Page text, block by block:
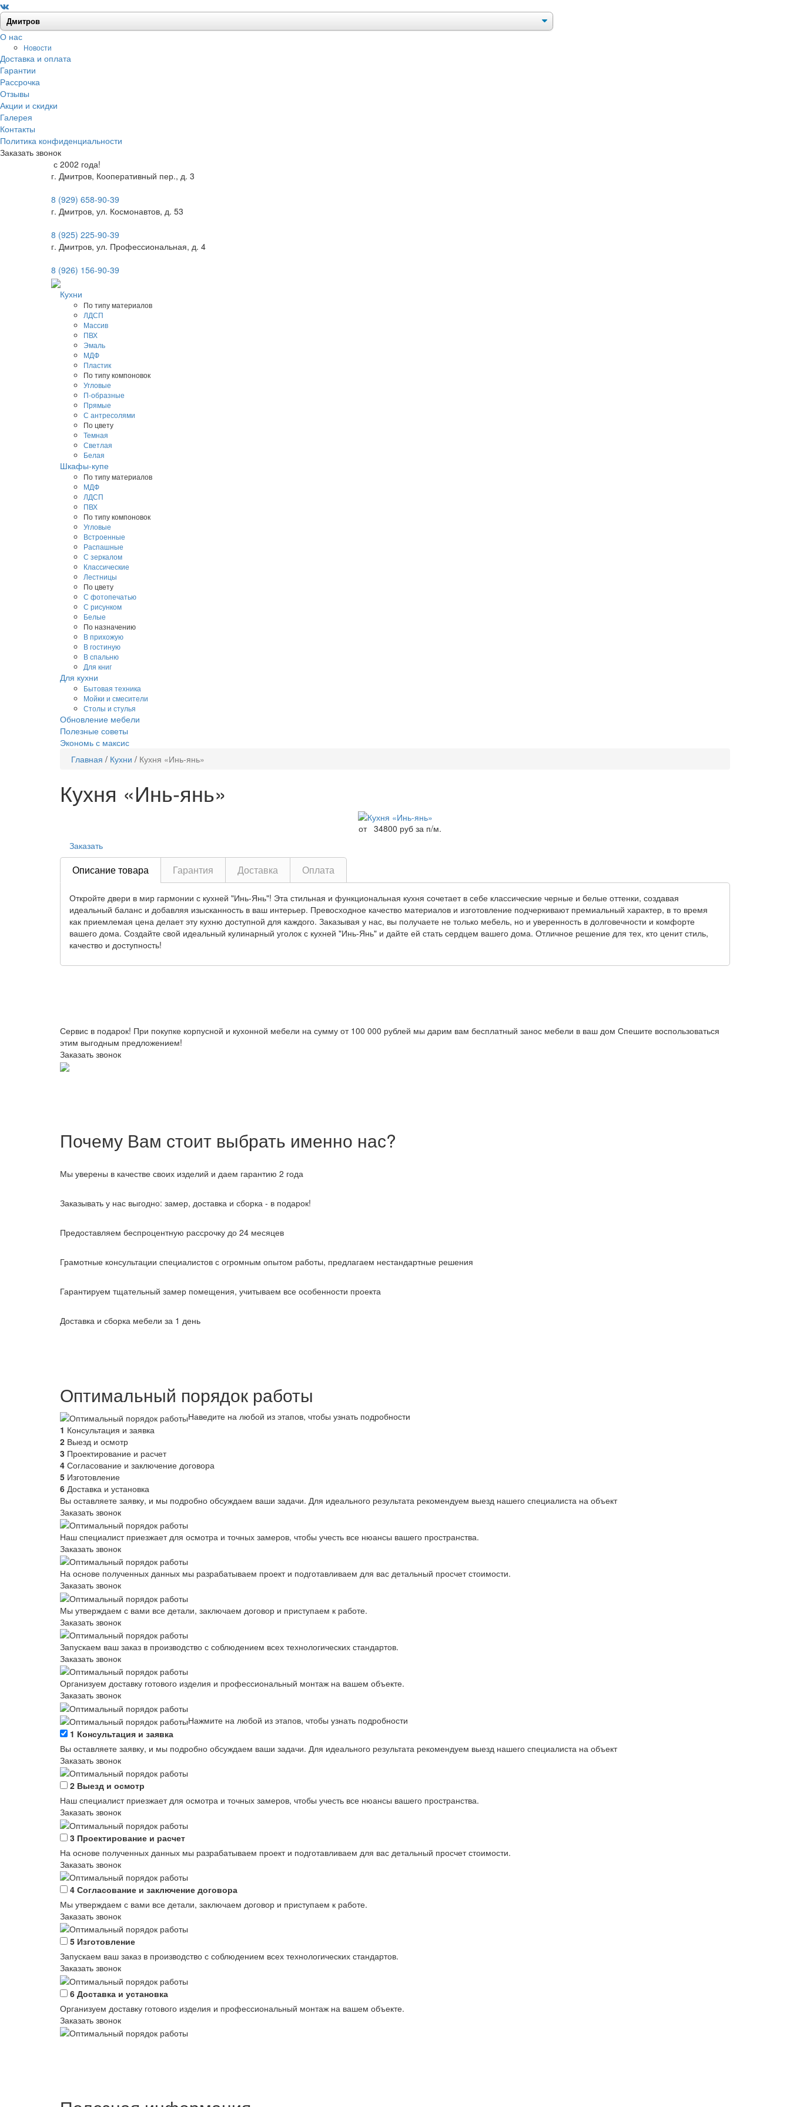
О нас
Новости
Доставка и оплата
Гарантии
Рассрочка
Отзывы
Акции и скидки
Галерея
Контакты
Политика конфиденциальности
Заказать звонок
с 2002 года!
г. Дмитров, Кооперативный пер., д. 3
8 (929) 658-90-39
г. Дмитров, ул. Космонавтов, д. 53
8 (925) 225-90-39
г. Дмитров, ул. Профессиональная, д. 4
8 (926) 156-90-39
Кухни
По типу материалов
ЛДСП
Массив
ПВХ
Эмаль
МДФ
Пластик
По типу компоновок
Угловые
П-образные
Прямые
С антресолями
По цвету
Темная
Светлая
Белая
Шкафы-купе
По типу материалов
МДФ
ЛДСП
ПВХ
По типу компоновок
Угловые
Встроенные
Распашные
С зеркалом
Классические
Лестницы
По цвету
С фотопечатью
С рисунком
Белые
По назначению
В прихожую
В гостиную
В спальню
Для книг
Для кухни
Бытовая техника
Мойки и смесители
Столы и стулья
Обновление мебели
Полезные советы
Экономь с максис
Главная / Кухни / Кухня «Инь-янь»
Кухня «Инь-янь»
от
34800 руб за п/м.
Заказать
Описание товара Гарантия Доставка Оплата
Откройте двери в мир гармонии с кухней "Инь-Янь"! Эта стильная и функциональная кухня сочетает в себе классические черные и белые оттенки, создавая
идеальный баланс и добавляя изысканность в ваш интерьер. Превосходное качество материалов и изготовление подчеркивают премиальный характер, в то время
как приемлемая цена делает эту кухню доступной для каждого. Заказывая у нас, вы получаете не только мебель, но и уверенность в долговечности и комфорте
вашего дома. Создайте свой идеальный кулинарный уголок с кухней "Инь-Янь" и дайте ей стать сердцем вашего дома. Отличное решение для тех, кто ценит стиль,
качество и доступность!
Сервис в подарок! При покупке корпусной и кухонной мебели на сумму от 100 000 рублей мы дарим вам бесплатный занос мебели в ваш дом Спешите воспользоваться
этим выгодным предложением!
Заказать звонок
Почему Вам стоит выбрать именно нас?
Мы уверены в качестве своих изделий и даем гарантию 2 года
Заказывать у нас выгодно: замер, доставка и сборка - в подарок!
Предоставляем беспроцентную рассрочку до 24 месяцев
Грамотные консультации специалистов с огромным опытом работы, предлагаем нестандартные решения
Гарантируем тщательный замер помещения, учитываем все особенности проекта
Доставка и сборка мебели за 1 день
Оптимальный порядок работы
Наведите на любой из этапов, чтобы узнать подробности
1 Консультация и заявка
2 Выезд и осмотр
3 Проектирование и расчет
4 Согласование и заключение договора
5 Изготовление
6 Доставка и установка
Вы оставляете заявку, и мы подробно обсуждаем ваши задачи. Для идеального результата рекомендуем выезд нашего специалиста на объект
Заказать звонок
Наш специалист приезжает для осмотра и точных замеров, чтобы учесть все нюансы вашего пространства.
Заказать звонок
На основе полученных данных мы разрабатываем проект и подготавливаем для вас детальный просчет стоимости.
Заказать звонок
Мы утверждаем с вами все детали, заключаем договор и приступаем к работе.
Заказать звонок
Запускаем ваш заказ в производство с соблюдением всех технологических стандартов.
Заказать звонок
Организуем доставку готового изделия и профессиональный монтаж на вашем объекте.
Заказать звонок
Нажмите на любой из этапов, чтобы узнать подробности
1 Консультация и заявка
Вы оставляете заявку, и мы подробно обсуждаем ваши задачи. Для идеального результата рекомендуем выезд нашего специалиста на объект
Заказать звонок
2 Выезд и осмотр
Наш специалист приезжает для осмотра и точных замеров, чтобы учесть все нюансы вашего пространства.
Заказать звонок
3 Проектирование и расчет
На основе полученных данных мы разрабатываем проект и подготавливаем для вас детальный просчет стоимости.
Заказать звонок
4 Согласование и заключение договора
Мы утверждаем с вами все детали, заключаем договор и приступаем к работе.
Заказать звонок
5 Изготовление
Запускаем ваш заказ в производство с соблюдением всех технологических стандартов.
Заказать звонок
6 Доставка и установка
Организуем доставку готового изделия и профессиональный монтаж на вашем объекте.
Заказать звонок